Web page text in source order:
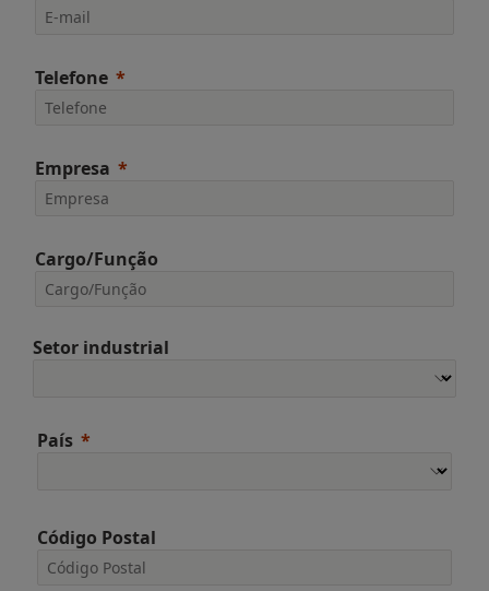
Telefone
Empresa
Cargo/Função
Setor industrial
País
Código Postal